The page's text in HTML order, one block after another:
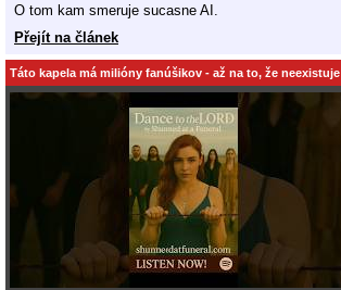
O tom kam smeruje sucasne AI.
Přejít na článek
Táto kapela má milióny fanúšikov - až na to, že neexistuje